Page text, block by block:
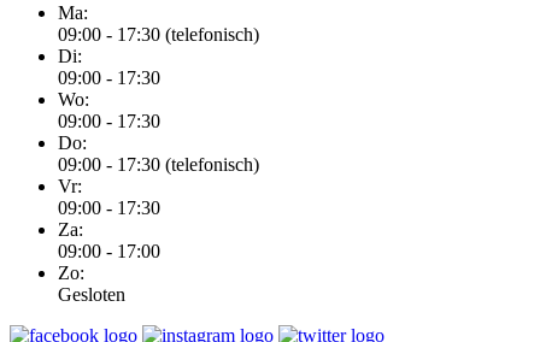
Ma:
09:00 - 17:30 (telefonisch)
Di:
09:00 - 17:30
Wo:
09:00 - 17:30
Do:
09:00 - 17:30 (telefonisch)
Vr:
09:00 - 17:30
Za:
09:00 - 17:00
Zo:
Gesloten